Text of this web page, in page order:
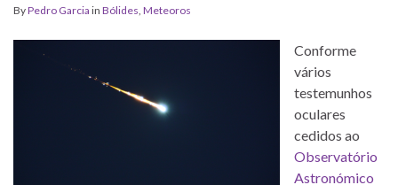
ByPedro Garcia in Bólides, Meteoros
Conforme
vários
testemunhos
oculares
cedidos ao
Observatório
Astronómico